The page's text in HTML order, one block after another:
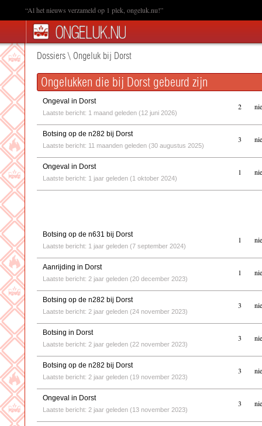
“Al het nieuws verzameld op 1 plek, ongeluk.nu!”
Dossiers\ Ongeluk bij Dorst
Ongelukken die bij Dorst gebeurd zijn
Ongeval in Dorst
Laatste bericht: 1 maand geleden (12 juni 2026)
2
Botsing op de n282 bij Dorst
Laatste bericht: 11 maanden geleden (30 augustus 2025)
3
Ongeval in Dorst
Laatste bericht: 1 jaar geleden (1 oktober 2024)
1
Botsing op de n631 bij Dorst
Laatste bericht: 1 jaar geleden (7 september 2024)
1
Aanrijding in Dorst
Laatste bericht: 2 jaar geleden (20 december 2023)
1
Botsing op de n282 bij Dorst
Laatste bericht: 2 jaar geleden (24 november 2023)
3
Botsing in Dorst
Laatste bericht: 2 jaar geleden (22 november 2023)
3
Botsing op de n282 bij Dorst
Laatste bericht: 2 jaar geleden (19 november 2023)
3
Ongeval in Dorst
Laatste bericht: 2 jaar geleden (13 november 2023)
3